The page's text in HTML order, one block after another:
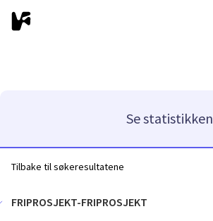
Se statistikken
Tilbake til søkeresultatene
FRIPROSJEKT-FRIPROSJEKT